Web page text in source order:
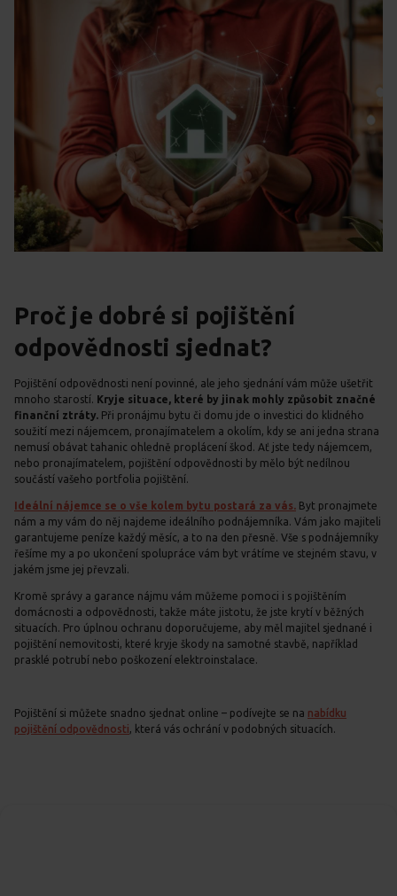
Proč je dobré si pojištění
odpovědnosti sjednat?
Pojištění odpovědnosti není povinné, ale jeho sjednání vám může ušetřit
mnoho starostí. Kryje situace, které by jinak mohly způsobit značné
finanční ztráty. Při pronájmu bytu či domu jde o investici do klidného
soužití mezi nájemcem, pronajímatelem a okolím, kdy se ani jedna strana
nemusí obávat tahanic ohledně proplácení škod. Ať jste tedy nájemcem,
nebo pronajímatelem, pojištění odpovědnosti by mělo být nedílnou
součástí vašeho portfolia pojištění.
Ideální nájemce se o vše kolem bytu postará za vás. Byt pronajmete
nám a my vám do něj najdeme ideálního podnájemníka. Vám jako majiteli
garantujeme peníze každý měsíc, a to na den přesně. Vše s podnájemníky
řešíme my a po ukončení spolupráce vám byt vrátíme ve stejném stavu, v
jakém jsme jej převzali.
Kromě správy a garance nájmu vám můžeme pomoci i s pojištěním
domácnosti a odpovědnosti, takže máte jistotu, že jste krytí v běžných
situacích. Pro úplnou ochranu doporučujeme, aby měl majitel sjednané i
pojištění nemovitosti, které kryje škody na samotné stavbě, například
prasklé potrubí nebo poškození elektroinstalace.
Pojištění si můžete snadno sjednat online – podívejte se na nabídku
pojištění odpovědnosti, která vás ochrání v podobných situacích.